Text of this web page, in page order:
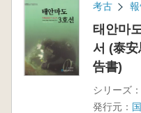
考古 報
태안마
서 (泰
告書)
シリーズ：
発行元：